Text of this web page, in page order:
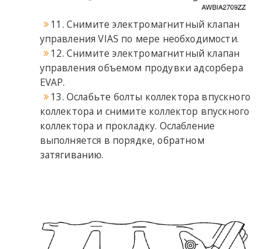
11. Снимите электромагнитный клапан
управления VIAS по мере необходимости.
12. Снимите электромагнитный клапан
управления объемом продувки адсорбера
EVAP.
13. Ослабьте болты коллектора впускного
коллектора и снимите коллектор впускного
коллектора и прокладку. Ослабление
выполняется в порядке, обратном
затягиванию.